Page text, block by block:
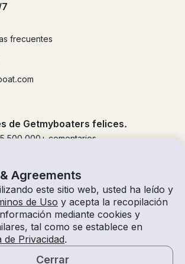
Agreements
este sitio web, usted ha leído y
de Uso y acepta la recopilación
mediante cookies y
tal como se establece en
de Privacidad.
Cerrar
frecuentes
de Getmyboaters felices.
500,000 + comentarios